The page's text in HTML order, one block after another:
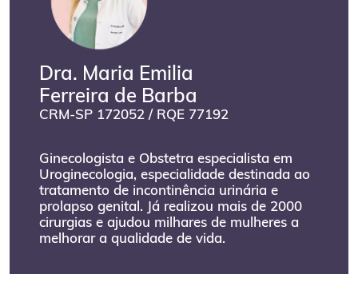
Dra. Maria Emilia
Ferreira de Barba
CRM-SP 172052 / RQE 77192
Ginecologista e Obstetra especialista em
Uroginecologia, especialidade destinada ao
tratamento de incontinência urinária e
prolapso genital. Já realizou mais de 2000
cirurgias e ajudou milhares de mulheres a
melhorar a qualidade de vida.